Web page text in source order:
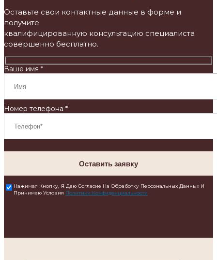
Оставьте свои контактные данные в форме и
получите
квалифицированную консультацию специалиста
совершенно бесплатно.
Ваше имя *
Номер телефона *
Оставить заявку
Нажимая Кнопку, Я Даю Согласие На Обработку Персональных Данных И
Принимаю Условия Политики Конфиденциальности